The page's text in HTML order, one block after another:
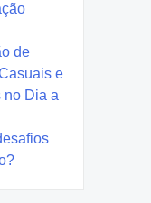
de
e
no Dia a